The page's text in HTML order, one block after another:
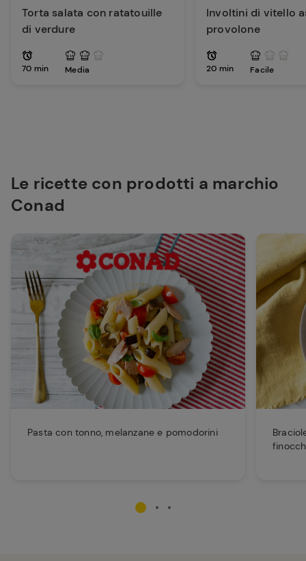
Torta salata con ratatouille
di verdure
70 min Media
Involtini di vitello
provolone
20 min Facile
Le ricette con prodotti a marchio
Conad
Pasta con tonno, melanzane e pomodorini